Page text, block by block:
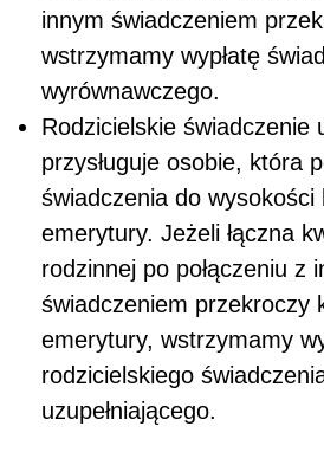
innym świadczeniem
wstrzymamy wypłatę
wyrównawczego.
Rodzicielskie świadczenie
przysługuje osobie, która
świadczenia do wysokości
emerytury. Jeżeli łączna
rodzinnej po połączeniu z
świadczeniem przekroczy
emerytury, wstrzymamy
rodzicielskiego
uzupełniającego.